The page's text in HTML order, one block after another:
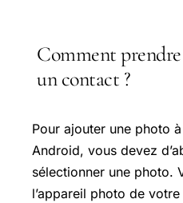
Comment
un contact ?
Pour ajouter une photo
Android, vous devez
sélectionner une photo.
l’appareil photo de